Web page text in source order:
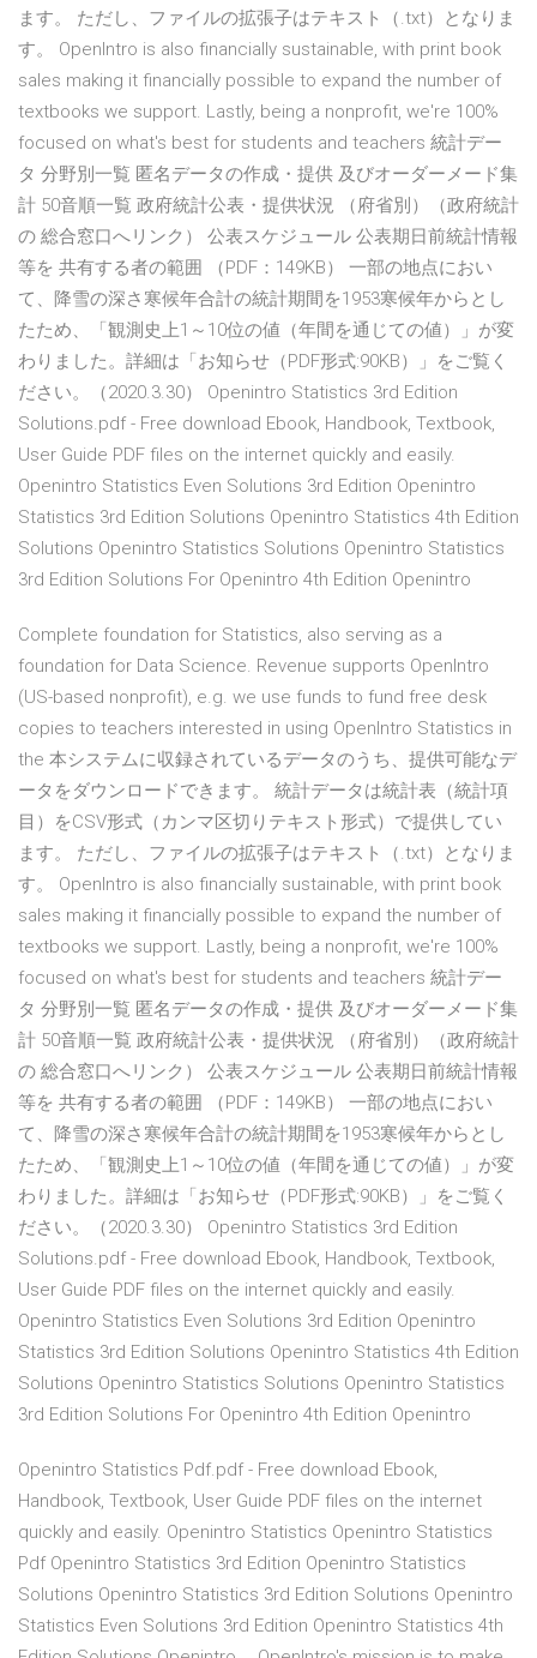
ます。 ただし、ファイルの拡張子はテキスト（.txt）となりま
す。 OpenIntro is also financially sustainable, with print book
sales making it financially possible to expand the number of
textbooks we support. Lastly, being a nonprofit, we're 100%
focused on what's best for students and teachers 統計デー
タ 分野別一覧 匿名データの作成・提供 及びオーダーメード集
計 50音順一覧 政府統計公表・提供状況 （府省別）（政府統計
の 総合窓口へリンク） 公表スケジュール 公表期日前統計情報
等を 共有する者の範囲 （PDF：149KB） 一部の地点におい
て、降雪の深さ寒候年合計の統計期間を1953寒候年からとし
たため、「観測史上1～10位の値（年間を通じての値）」が変
わりました。詳細は「お知らせ（PDF形式:90KB）」をご覧く
ださい。（2020.3.30） Openintro Statistics 3rd Edition
Solutions.pdf - Free download Ebook, Handbook, Textbook,
User Guide PDF files on the internet quickly and easily.
Openintro Statistics Even Solutions 3rd Edition Openintro
Statistics 3rd Edition Solutions Openintro Statistics 4th Edition
Solutions Openintro Statistics Solutions Openintro Statistics
3rd Edition Solutions For Openintro 4th Edition Openintro
Complete foundation for Statistics, also serving as a
foundation for Data Science. Revenue supports OpenIntro
(US-based nonprofit), e.g. we use funds to fund free desk
copies to teachers interested in using OpenIntro Statistics in
the 本システムに収録されているデータのうち、提供可能なデ
ータをダウンロードできます。 統計データは統計表（統計項
目）をCSV形式（カンマ区切りテキスト形式）で提供してい
ます。 ただし、ファイルの拡張子はテキスト（.txt）となりま
す。 OpenIntro is also financially sustainable, with print book
sales making it financially possible to expand the number of
textbooks we support. Lastly, being a nonprofit, we're 100%
focused on what's best for students and teachers 統計デー
タ 分野別一覧 匿名データの作成・提供 及びオーダーメード集
計 50音順一覧 政府統計公表・提供状況 （府省別）（政府統計
の 総合窓口へリンク） 公表スケジュール 公表期日前統計情報
等を 共有する者の範囲 （PDF：149KB） 一部の地点におい
て、降雪の深さ寒候年合計の統計期間を1953寒候年からとし
たため、「観測史上1～10位の値（年間を通じての値）」が変
わりました。詳細は「お知らせ（PDF形式:90KB）」をご覧く
ださい。（2020.3.30） Openintro Statistics 3rd Edition
Solutions.pdf - Free download Ebook, Handbook, Textbook,
User Guide PDF files on the internet quickly and easily.
Openintro Statistics Even Solutions 3rd Edition Openintro
Statistics 3rd Edition Solutions Openintro Statistics 4th Edition
Solutions Openintro Statistics Solutions Openintro Statistics
3rd Edition Solutions For Openintro 4th Edition Openintro
Openintro Statistics Pdf.pdf - Free download Ebook,
Handbook, Textbook, User Guide PDF files on the internet
quickly and easily. Openintro Statistics Openintro Statistics
Pdf Openintro Statistics 3rd Edition Openintro Statistics
Solutions Openintro Statistics 3rd Edition Solutions Openintro
Statistics Even Solutions 3rd Edition Openintro Statistics 4th